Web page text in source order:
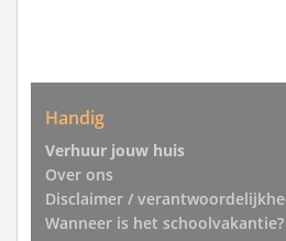
Handig
Verhuur jouw huis
Over ons
Disclaimer /
Wanneer is het schoolvakantie?